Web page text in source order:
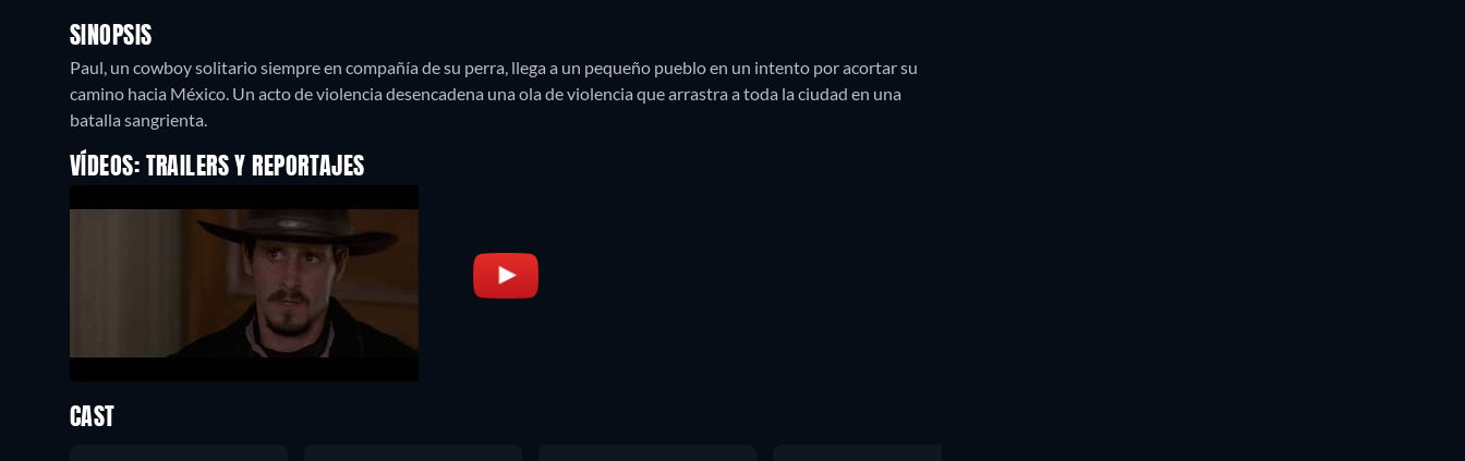
SINOPSIS
Paul, un cowboy solitario siempre en compañía de su perra, llega a un pequeño pueblo en un intento por acortar su
camino hacia México. Un acto de violencia desencadena una ola de violencia que arrastra a toda la ciudad en una
batalla sangrienta.
VÍDEOS: TRAILERS Y REPORTAJES
CAST